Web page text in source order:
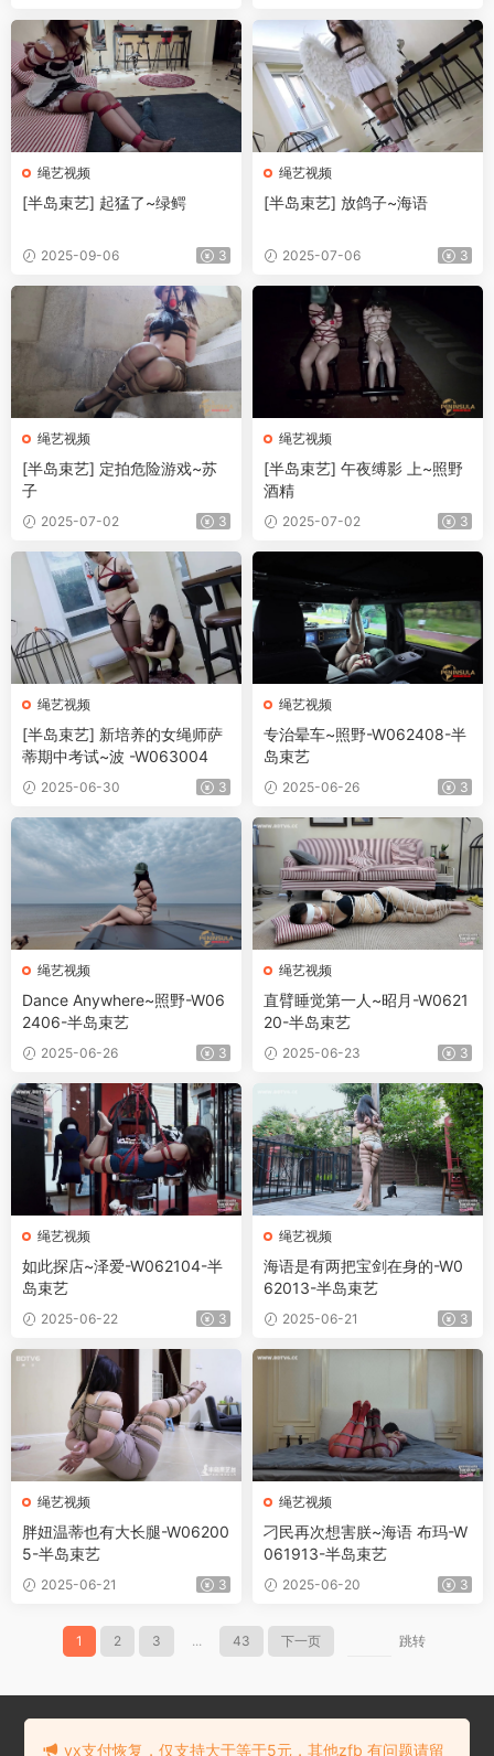
绳艺视频
[半岛束艺] 起猛了~绿鳄
2025-09-06 3
绳艺视频
[半岛束艺] 放鸽子~海语
2025-07-06 3
绳艺视频
[半岛束艺] 定拍危险游戏~苏
子
2025-07-02 3
绳艺视频
[半岛束艺] 午夜缚影 上~照野
酒精
2025-07-02 3
绳艺视频
[半岛束艺] 新培养的女绳师萨
蒂期中考试~波 -W063004
2025-06-30 3
绳艺视频
专治晕车~照野-W062408-半
岛束艺
2025-06-26 3
绳艺视频
Dance Anywhere~照野-W06
2406-半岛束艺
2025-06-26 3
绳艺视频
直臂睡觉第一人~昭月-W0621
20-半岛束艺
2025-06-23 3
绳艺视频
如此探店~泽爱-W062104-半
岛束艺
2025-06-22 3
绳艺视频
海语是有两把宝剑在身的-W0
62013-半岛束艺
2025-06-21 3
绳艺视频
胖妞温蒂也有大长腿-W06200
5-半岛束艺
2025-06-21 3
绳艺视频
刁民再次想害朕~海语 布玛-W
061913-半岛束艺
2025-06-20 3
1 2 3 ... 43 下一页 跳转
本站部分资源来自于网络收集！对本站任何意见或建议请联系E-mail：
vx支付恢复，仅支持大于等于5元，其他zfb 有问题请留